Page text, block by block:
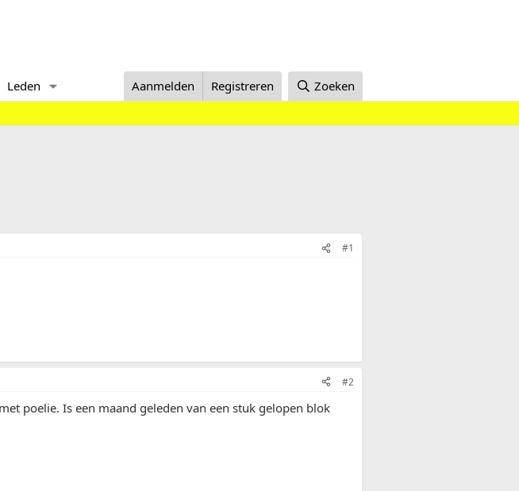
Leden Aanmelden Registreren Zoeken
#1
#2
poelie. Is een maand geleden van een stuk gelopen blok